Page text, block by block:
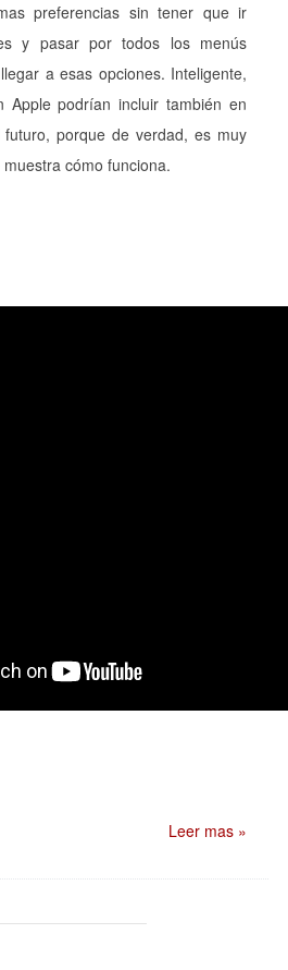
preferencias sin tener que ir
y pasar por todos los menús
a esas opciones. Inteligente,
podrían incluir también en
porque de verdad, es muy
cómo funciona.
Leer mas »